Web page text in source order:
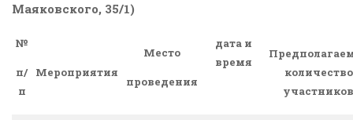
Маяковского, 35/1)
№
п/
п
Мероприятия
Место
проведения
дата и
время
количество
участников